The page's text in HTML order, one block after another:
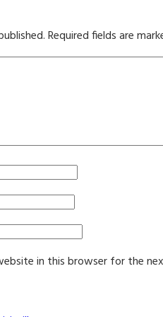
Required fields are
in this browser for the